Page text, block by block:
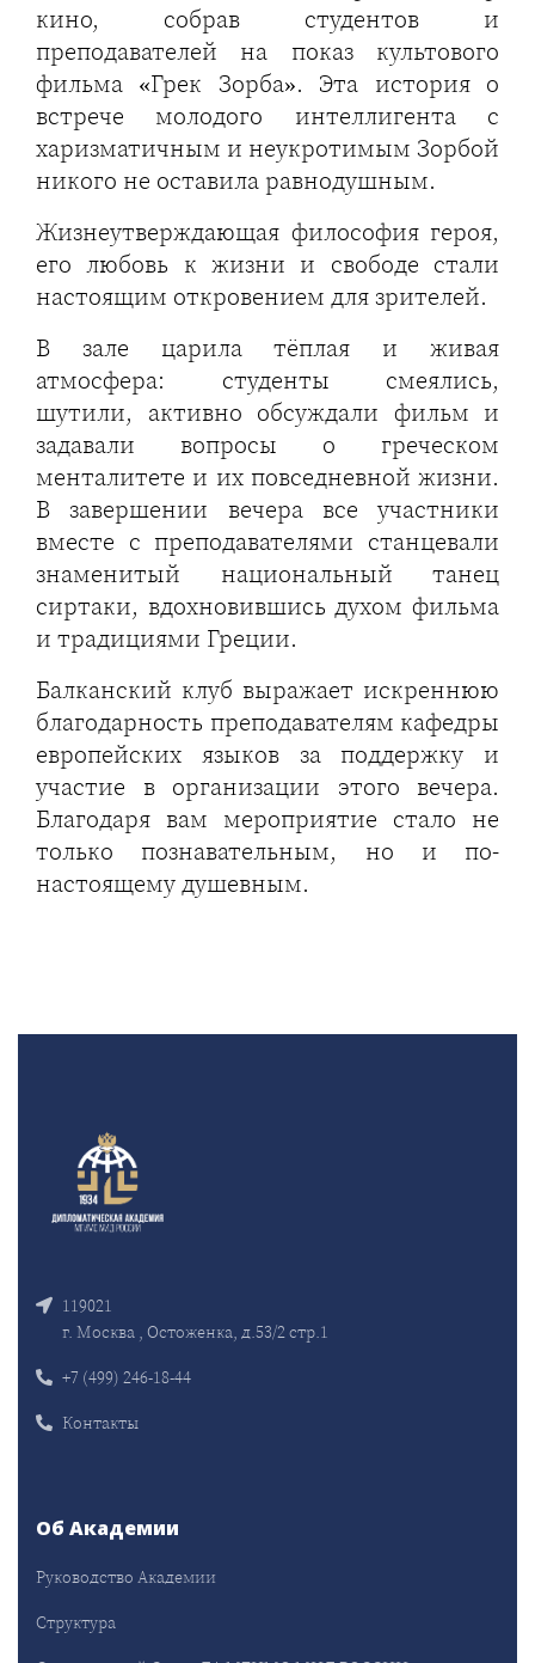
кино, собрав студентов и
преподавателей на показ культового
фильма «Грек Зорба». Эта история о
встрече молодого интеллигента с
харизматичным и неукротимым Зорбой
никого не оставила равнодушным.
Жизнеутверждающая философия героя,
его любовь к жизни и свободе стали
настоящим откровением для зрителей.
В зале царила тёплая и живая
атмосфера: студенты смеялись,
шутили, активно обсуждали фильм и
задавали вопросы о греческом
менталитете и их повседневной жизни.
В завершении вечера все участники
вместе с преподавателями станцевали
знаменитый национальный танец
сиртаки, вдохновившись духом фильма
и традициями Греции.
Балканский клуб выражает искреннюю
благодарность преподавателям кафедры
европейских языков за поддержку и
участие в организации этого вечера.
Благодаря вам мероприятие стало не
только познавательным, но и по-
настоящему душевным.
119021
г. Москва , Остоженка, д.53/2 стр.1
+7 (499) 246-18-44
Контакты
Об Академии
Руководство Академии
Структура